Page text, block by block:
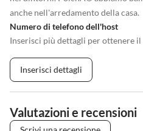
anche nell'arredamento della casa.
Numero di telefono dell'host
Inserisci più dettagli per ottenere
Inserisci dettagli
Valutazioni e recensioni